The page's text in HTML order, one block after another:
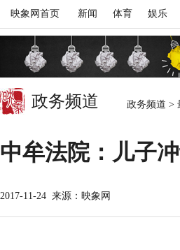
映象网首页 新闻 体育 娱乐
政务频道 政务频道 >
中牟法院：儿子
2017-11-24 来源：映象网